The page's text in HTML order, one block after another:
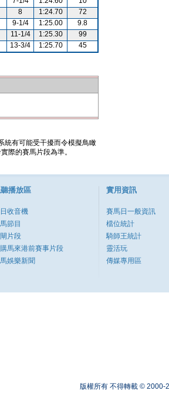
8 1:24.70
72
9-1/4 1:25.00
9.8
11-1/4 1:25.30
99
13-3/4 1:25.70 45
統有可能受干擾而令模擬鳥瞰
際的賽馬片段為準。
播放區
收音機
節目
片段
馬來港前賽事片段
娛樂新聞
實用資訊
賽馬日一般資訊
檔位統計
騎師王統計
靈活玩
傳媒專用區
版權所有 不得轉載 © 2000-